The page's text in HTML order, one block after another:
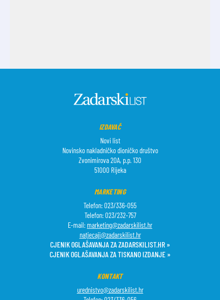
IZDAVAČ
Novi list
Novinsko nakladničko dioničko društvo
Zvonimirova 20A, p.p. 130
51000 Rijeka
MARKETING
Telefon: 023/336-055
Telefon: 023/232-757
E-mail: marketing@zadarskilist.hr
natjecaji@zadarskilist.hr
CJENIK OGLAŠAVANJA ZA ZADARSKILIST.HR »
CJENIK OGLAŠAVANJA ZA TISKANO IZDANJE »
KONTAKT
urednistvo@zadarskilist.hr